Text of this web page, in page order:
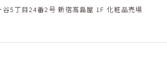
5丁目24番2号 新宿高島屋 1F 化粧品売場